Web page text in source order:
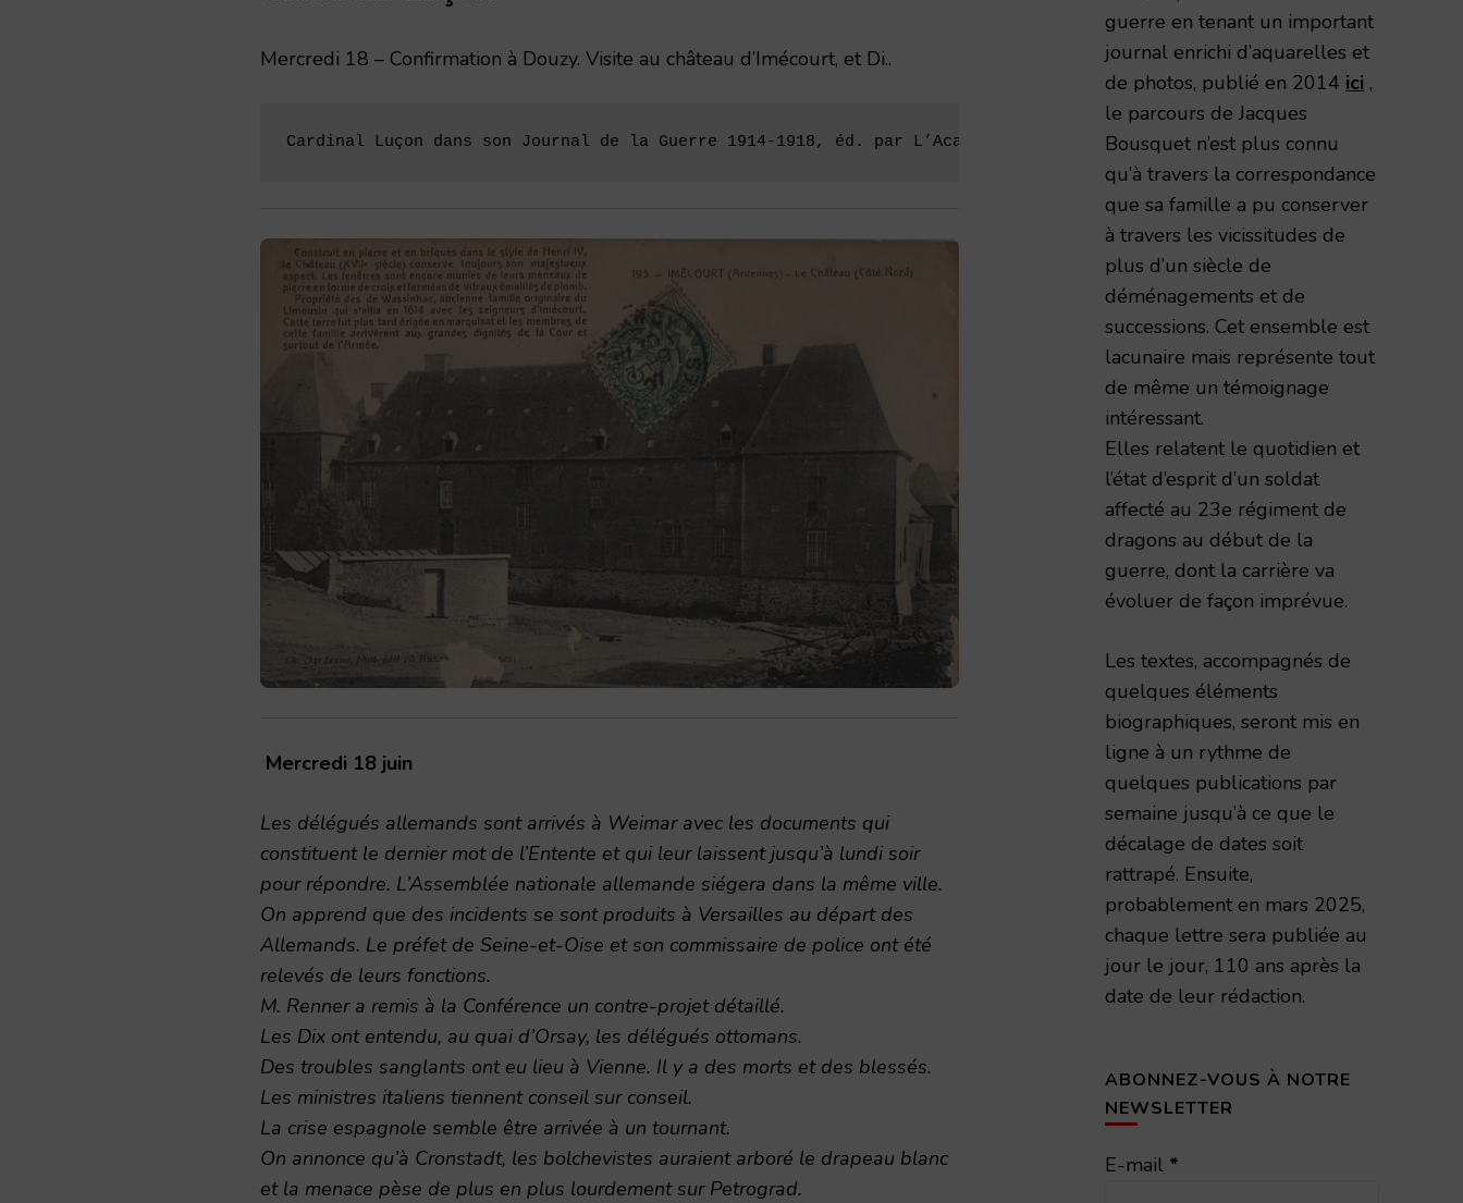
Mercredi 18 – Confirmation à Douzy. Visite au château d’Imécourt, et Di..
Cardinal Luçon dans son Journal de la Guerre 1914-1918, éd. par L’Académie Nationale de Reims – 1998 – TAR volume 173
Mercredi 18 juin
Les délégués allemands sont arrivés à Weimar avec les documents qui
constituent le dernier mot de l’Entente et qui leur laissent jusqu’à lundi soir
pour répondre. L’Assemblée nationale allemande siégera dans la même ville.
On apprend que des incidents se sont produits à Versailles au départ des
Allemands. Le préfet de Seine-et-Oise et son commissaire de police ont été
relevés de leurs fonctions.
M. Renner a remis à la Conférence un contre-projet détaillé.
Les Dix ont entendu, au quai d’Orsay, les délégués ottomans.
Des troubles sanglants ont eu lieu à Vienne. Il y a des morts et des blessés.
Les ministres italiens tiennent conseil sur conseil.
La crise espagnole semble être arrivée à un tournant.
On annonce qu’à Cronstadt, les bolchevistes auraient arboré le drapeau blanc
et la menace pèse de plus en plus lourdement sur Petrograd.
guerre en tenant un important
journal enrichi d’aquarelles et
de photos, publié en 2014 ici ,
le parcours de Jacques
Bousquet n’est plus connu
qu’à travers la correspondance
que sa famille a pu conserver
à travers les vicissitudes de
plus d’un siècle de
déménagements et de
successions. Cet ensemble est
lacunaire mais représente tout
de même un témoignage
intéressant.
Elles relatent le quotidien et
l’état d’esprit d’un soldat
affecté au 23e régiment de
dragons au début de la
guerre, dont la carrière va
évoluer de façon imprévue.
Les textes, accompagnés de
quelques éléments
biographiques, seront mis en
ligne à un rythme de
quelques publications par
semaine jusqu’à ce que le
décalage de dates soit
rattrapé. Ensuite,
probablement en mars 2025,
chaque lettre sera publiée au
jour le jour, 110 ans après la
date de leur rédaction.
ABONNEZ-VOUS À NOTRE
NEWSLETTER
E-mail *